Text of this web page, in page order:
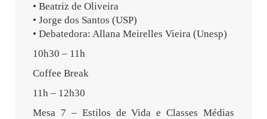
• Beatriz de Oliveira
• Jorge dos Santos (USP)
• Debatedora: Allana Meirelles Vieira (Unesp)
10h30 – 11h
Coffee Break
11h – 12h30
Mesa 7 – Estilos de Vida e Classes Médias